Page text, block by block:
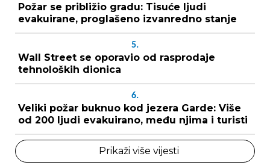
Požar se približio gradu: Tisuće ljudi
evakuirane, proglašeno izvanredno stanje
5.
Wall Street se oporavio od rasprodaje
tehnoloških dionica
6.
Veliki požar buknuo kod jezera Garde: Više
od 200 ljudi evakuirano, među njima i turisti
Prikaži više vijesti